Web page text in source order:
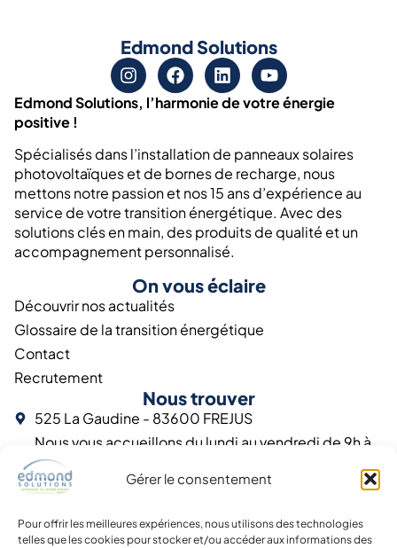
Gérer le consentement
Pour offrir les meilleures expériences, nous utilisons des technologies
telles que les cookies pour stocker et/ou accéder aux informations des
Edmond Solutions
Edmond Solutions, l’harmonie de votre énergie
positive !
Spécialisés dans l’installation de panneaux solaires
photovoltaïques et de bornes de recharge, nous
mettons notre passion et nos 15 ans d’expérience au
service de votre transition énergétique. Avec des
solutions clés en main, des produits de qualité et un
accompagnement personnalisé.
On vous éclaire
Découvrir nos actualités
Glossaire de la transition énergétique
Contact
Recrutement
Nous trouver
525 La Gaudine - 83600 FREJUS
Nous vous accueillons du lundi au vendredi de 9h à
12h et de 14h à 17h30
Labels et agréments
services et de garanties.